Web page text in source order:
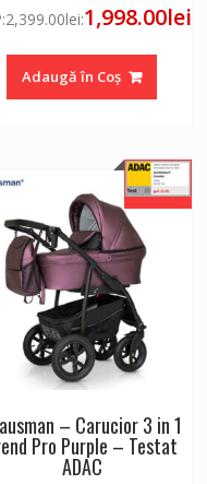
2,399.00lei:1,998.00lei
Adaugă în Coș
– Carucior 3 in 1
Pro Purple – Testat
ADAC